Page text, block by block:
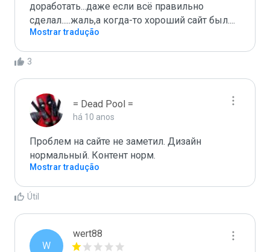
доработать...даже если всё правильно
сделал.....жаль,а когда-то хороший сайт был....
Mostrar tradução
3
= Dead Pool =
há 10 anos
Проблем на сайте не заметил. Дизайн
нормальный. Контент норм.
Mostrar tradução
Útil
W
wert88